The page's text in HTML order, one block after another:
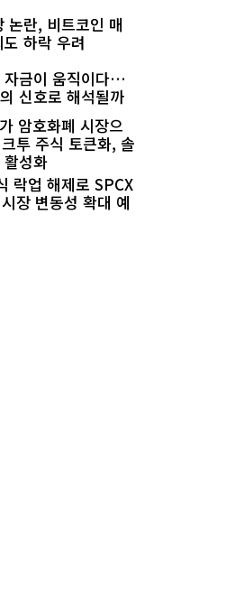
논란, 비트코인 매
하락 우려
자금이 움직이다…
신호로 해석될까
암호화폐 시장으
투 주식 토큰화, 솔
성화
락업 해제로 SPCX
장 변동성 확대 예